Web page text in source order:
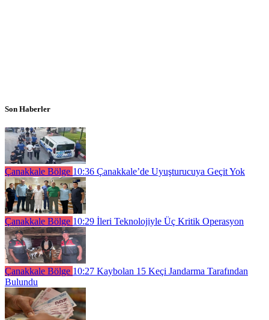
Son Haberler
Çanakkale Bölge 10:36 Çanakkale’de Uyuşturucuya Geçit Yok
Çanakkale Bölge 10:29 İleri Teknolojiyle Üç Kritik Operasyon
Çanakkale Bölge 10:27 Kaybolan 15 Keçi Jandarma Tarafından
Bulundu